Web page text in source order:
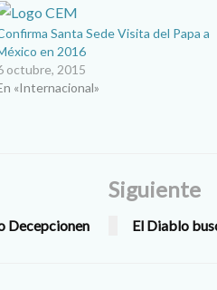
Santa Sede Visita del Papa a
en 2016
octubre, 2015
«Internacional»
Decepcionen
Siguiente
El Diablo